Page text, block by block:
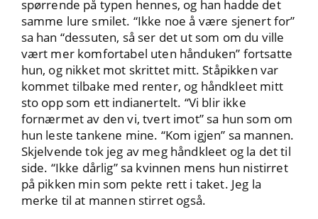
spørrende på typen hennes, og han hadde det
samme lure smilet. “Ikke noe å være sjenert for”
sa han “dessuten, så ser det ut som om du ville
vært mer komfortabel uten hånduken” fortsatte
hun, og nikket mot skrittet mitt. Ståpikken var
kommet tilbake med renter, og håndkleet mitt
sto opp som ett indianertelt. “Vi blir ikke
fornærmet av den vi, tvert imot” sa hun som om
hun leste tankene mine. “Kom igjen” sa mannen.
Skjelvende tok jeg av meg håndkleet og la det til
side. “Ikke dårlig” sa kvinnen mens hun nistirret
på pikken min som pekte rett i taket. Jeg la
merke til at mannen stirret også.